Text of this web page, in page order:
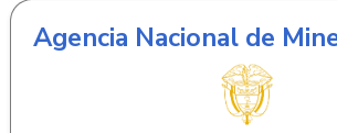
Agencia Nacional de